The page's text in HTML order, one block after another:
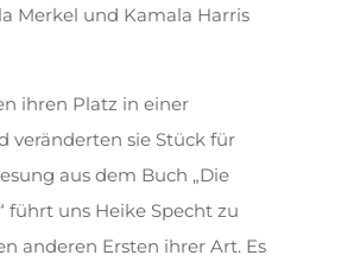
Merkel und Kamala Harris
ihren Platz in einer
veränderten sie Stück für
aus dem Buch „Die
führt uns Heike Specht zu
anderen Ersten ihrer Art. Es